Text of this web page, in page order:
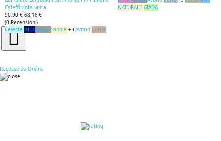
Caleffi tinta unita
90,90 € 68,18 €
(0 Recensioni)
Celeste BLU Grigio Sabbia +3 Avorio Corda
NATURALE GIADA
Recesso su Ordine
RECENSIONI DEI